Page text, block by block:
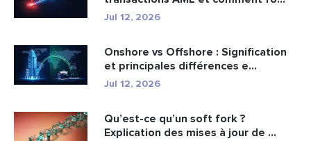
Jul 12, 2026
Onshore vs Offshore : Signification
et principales différences e...
Jul 12, 2026
Qu’est-ce qu’un soft fork ?
Explication des mises à jour de ...